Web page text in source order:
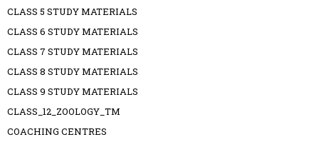
CLASS 5 STUDY MATERIALS
CLASS 6 STUDY MATERIALS
CLASS 7 STUDY MATERIALS
CLASS 8 STUDY MATERIALS
CLASS 9 STUDY MATERIALS
CLASS_12_ZOOLOGY_TM
COACHING CENTRES